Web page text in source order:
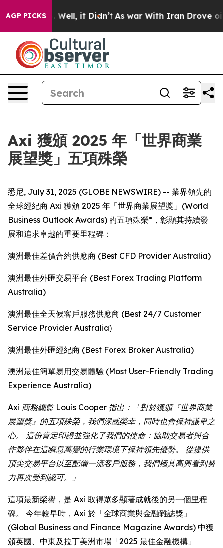
AGP PICKS
40%. Well, it Didn’t As war With Iran Drove oil
Axi 獲頒 2025 年「世界商業
展望獎」五項殊榮
悉尼, July 31, 2025 (GLOBE NEWSWIRE) -- 業界領先的
全球經紀商 Axi 獲頒 2025 年「世界商業展望獎」(World
Business Outlook Awards) 的五項殊榮*，彰顯其持續發
展和追求卓越的重要里程碑：
澳洲最佳差價合約供應商 (Best CFD Provider Australia)
澳洲最佳外匯交易平台 (Best Forex Trading Platform
Australia)
澳洲最佳全天候客戶服務供應商 (Best 24/7 Customer
Service Provider Australia)
澳洲最佳外匯經紀商 (Best Forex Broker Australia)
澳洲最佳簡單易用交易體驗 (Most User-Friendly Trading
Experience Australia)
Axi 商務總監 Louis Cooper 指出：「對於獲頒『世界商業
展望獎』的五項殊榮，我們深感榮幸，同時也會保持謙卑之
心。 這份肯定印證並強化了我們的使命：協助交易者與合
作夥伴在這瞬息萬變的行業環境下保持領先優勢。 從提供
頂尖交易平台以至配備一流客戶服務，我們極其高興看到努
力再次受到認可。」
這項最新榮譽，是 Axi 取得眾多顯著成就後的另一個里程
碑。 今年較早時，Axi 於「全球商業與金融雜誌獎」
(Global Business and Finance Magazine Awards) 中獲
頒英國、中東及拉丁美洲市場「2025 最佳金融機構」